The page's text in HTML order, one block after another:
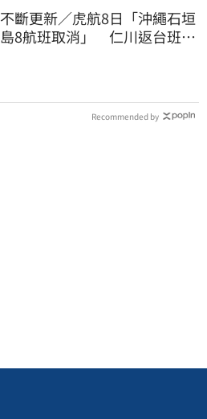
不斷更新／虎航8日「沖繩石垣
島8航班取消」 仁川返台班機
Recommended by